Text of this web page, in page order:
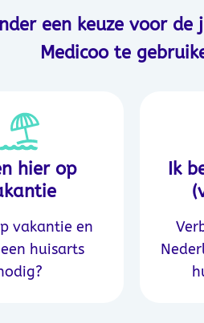
een keuze voor
Medicoo te
hier op
vakantie en
huisarts
Ik